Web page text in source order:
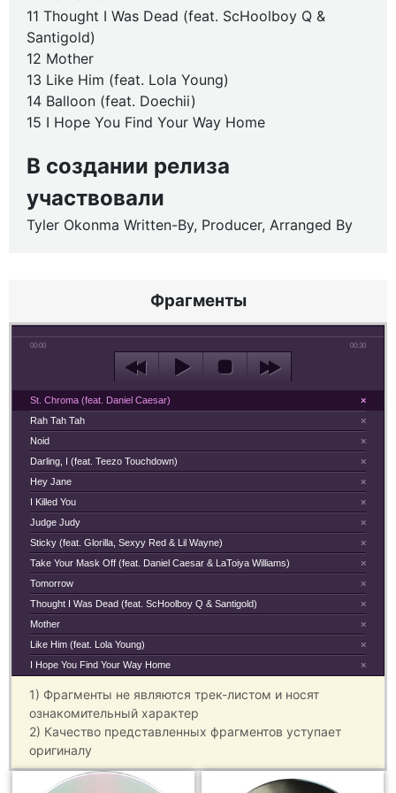
11 Thought I Was Dead (feat. ScHoolboy Q &
Santigold)
12 Mother
13 Like Him (feat. Lola Young)
14 Balloon (feat. Doechii)
15 I Hope You Find Your Way Home
В создании релиза
участвовали
Tyler Okonma Written-By, Producer, Arranged By
Фрагменты
00:00 00:30
×
St. Chroma (feat. Daniel Caesar)
×
Rah Tah Tah
×
Noid
×
Darling, I (feat. Teezo Touchdown)
×
Hey Jane
×
I Killed You
×
Judge Judy
×
Sticky (feat. Glorilla, Sexyy Red & Lil Wayne)
×
Take Your Mask Off (feat. Daniel Caesar & LaToiya Williams)
×
Tomorrow
×
Thought I Was Dead (feat. ScHoolboy Q & Santigold)
×
Mother
×
Like Him (feat. Lola Young)
×
I Hope You Find Your Way Home
1) Фрагменты не являются трек-листом и носят
ознакомительный характер
2) Качество представленных фрагментов уступает
оригиналу